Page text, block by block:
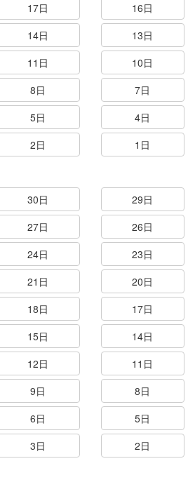
17日
16日
14日
13日
11日
10日
8日
7日
5日
4日
2日 1日
30日
29日
27日
26日
24日
23日
21日
20日
18日
17日
15日
14日
12日
11日
9日
8日
6日
5日
3日
2日